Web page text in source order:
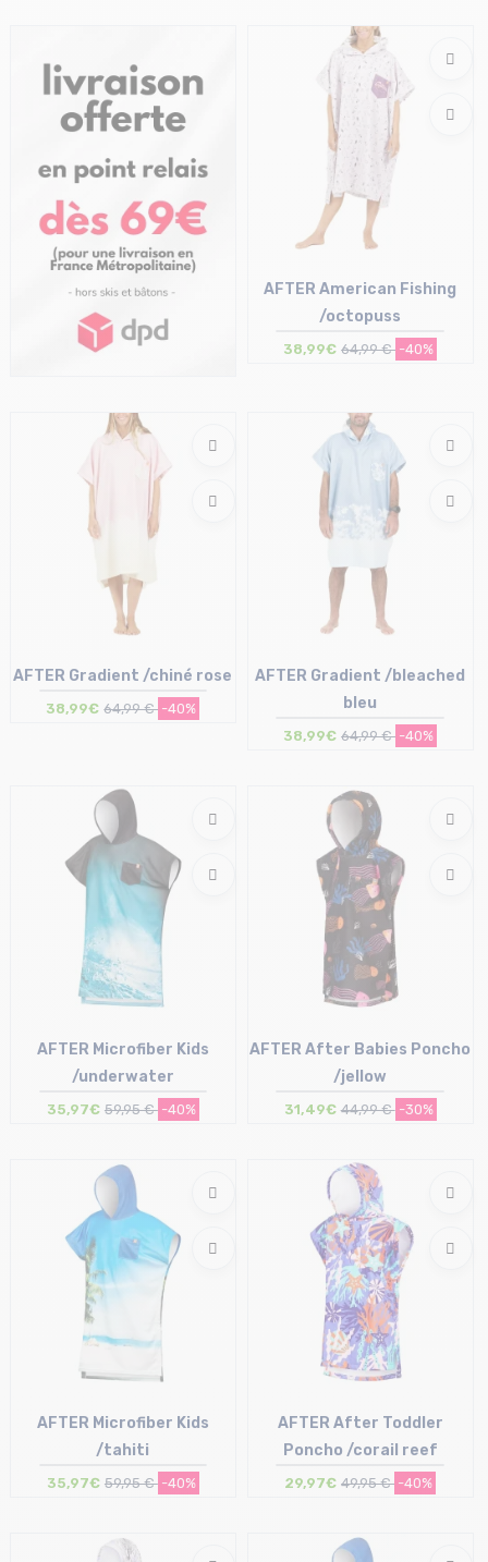
T.U
Taille en stock
T.U
T.U
AFTER American Fishing
/octopuss
38,99€ 64,99 € -40%
T.U
AFTER Gradient /chiné rose
38,99€ 64,99 € -40%
T.U
AFTER Gradient /bleached
bleu
38,99€ 64,99 € -40%
T.U
AFTER Microfiber Kids
/underwater
35,97€ 59,95 € -40%
T.U
AFTER After Babies Poncho
/jellow
31,49€ 44,99 € -30%
T.U
AFTER Microfiber Kids
/tahiti
35,97€ 59,95 € -40%
T.U
AFTER After Toddler
Poncho /corail reef
29,97€ 49,95 € -40%